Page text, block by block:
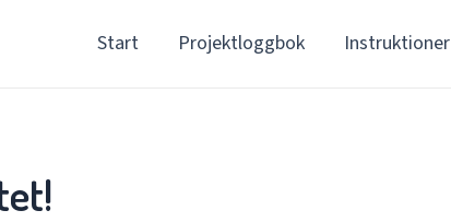
Start Projektloggbok Instruktioner